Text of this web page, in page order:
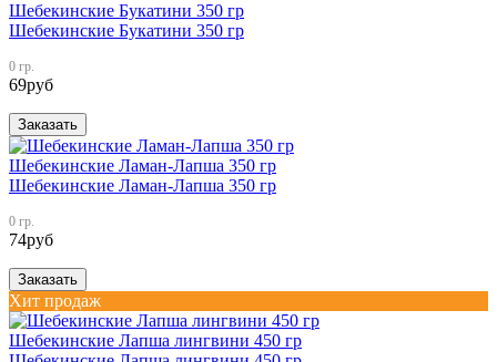
Шебекинские Букатини 350 гр
Шебекинские Букатини 350 гр
0 гр.
69руб
Заказать
Шебекинские Ламан-Лапша 350 гр
Шебекинские Ламан-Лапша 350 гр
0 гр.
74руб
Заказать
Хит продаж
Шебекинские Лапша лингвини 450 гр